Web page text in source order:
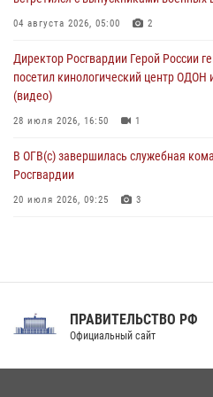
08 августа 2026, 07:00
настольному теннису ко Дню
04 августа 2026, 05:00 2
Директор Росгвардии Герой России
посетил кинологический центр
(видео)
28 июля 2026, 16:50 1
В ОГВ(с) завершилась служебная
Росгвардии
20 июля 2026, 09:25 3
Праздник «Один день с Росгвардией»
ПРАВИТЕЛЬСТВО РФ
Официальный сайт